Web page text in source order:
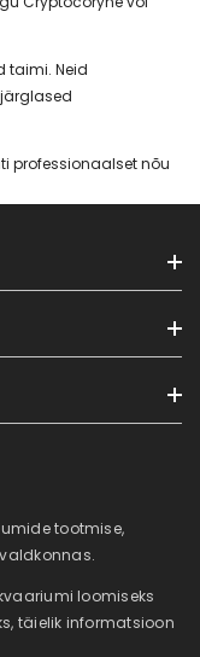
taimi. Neid
professionaalset nõu
tootmise,
loomiseks
täielik informatsioon